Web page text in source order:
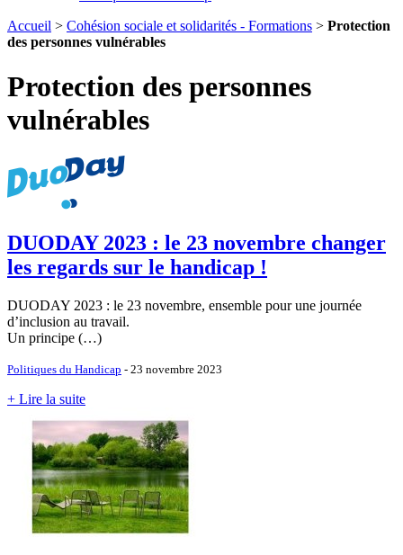
Accueil > Cohésion sociale et solidarités - Formations > Protection
des personnes vulnérables
Protection des personnes
vulnérables
DUODAY 2023 : le 23 novembre changer
les regards sur le handicap !
DUODAY 2023 : le 23 novembre, ensemble pour une journée
d’inclusion au travail.
Un principe (…)
Politiques du Handicap - 23 novembre 2023
+ Lire la suite